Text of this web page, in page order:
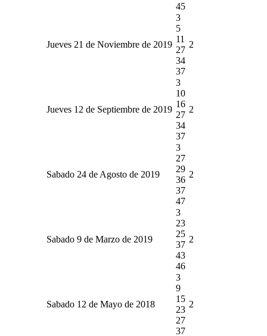
45
Jueves 21 de Noviembre de 2019
3
5
11
27
34
37
2
Jueves 12 de Septiembre de 2019
3
10
16
27
34
37
2
Sabado 24 de Agosto de 2019
3
27
29
36
37
47
2
Sabado 9 de Marzo de 2019
3
23
25
37
43
46
2
Sabado 12 de Mayo de 2018
3
9
15
23
27
37
2